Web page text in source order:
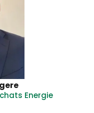
Energie